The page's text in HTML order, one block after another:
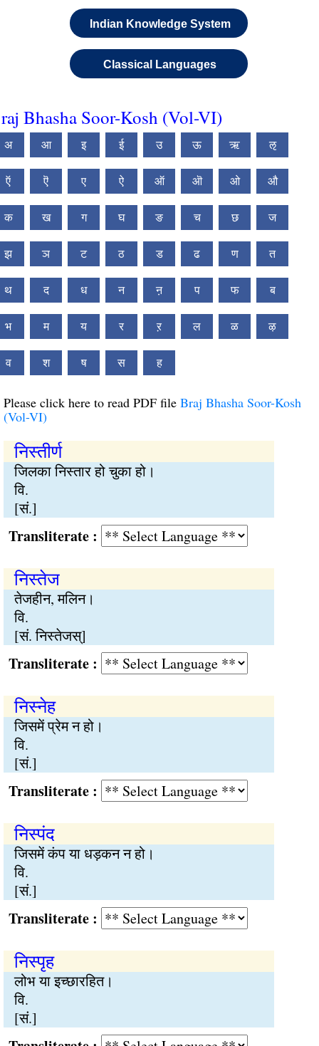
Indian Knowledge System
Classical Languages
Bhasha Soor-Kosh (Vol-VI)
अ आ इ ई उ ऊ ऋ ऌ
ऍ ऎ ए ऐ ऑ ऒ ओ औ
क ख ग घ ङ च छ ज
झ ञ ट ठ ड ढ ण त
थ द ध न ऩ प फ ब
भ म य र ऱ ल ळ ऴ
व श ष स ह
Please click here to read PDF file Braj Bhasha Soor-Kosh
(Vol-VI)
निस्तीर्ण
जिलका निस्तार हो चुका हो।
वि.
[सं.]
:
निस्तेज
तेजहीन, मलिन।
वि.
[सं. निस्तेजस्]
:
निस्नेह
जिसमें प्रेम न हो।
वि.
[सं.]
:
निस्पंद
जिसमें कंप या धड़कन न हो।
वि.
[सं.]
:
निस्पृह
लोभ या इच्छारहित।
वि.
[सं.]